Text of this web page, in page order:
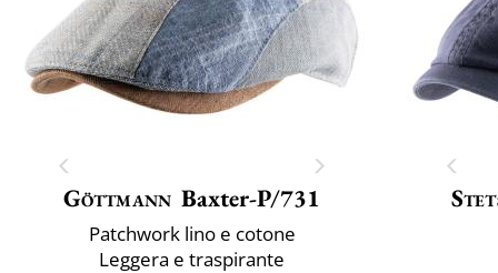
Göttmann Baxter-P/731
Patchwork lino e cotone
Leggera e traspirante